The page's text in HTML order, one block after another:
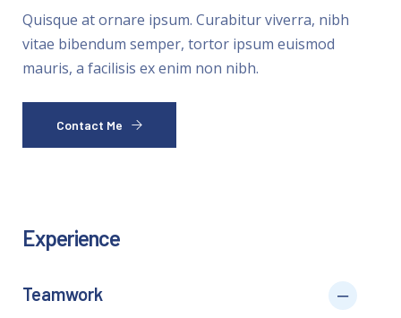
Quisque at ornare ipsum. Curabitur viverra, nibh
vitae bibendum semper, tortor ipsum euismod
mauris, a facilisis ex enim non nibh.
Contact Me
Experience
Teamwork